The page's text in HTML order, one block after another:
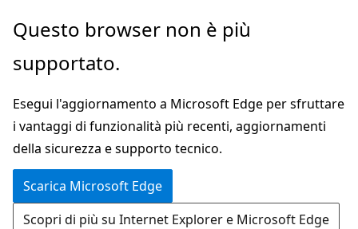
Ignora
passa
contenuto
principale
Questo browser non è più
supportato.
Esegui l'aggiornamento a Microsoft Edge per sfruttare
i vantaggi di funzionalità più recenti, aggiornamenti
della sicurezza e supporto tecnico.
Scarica Microsoft Edge
Scopri di più su Internet Explorer e Microsoft Edge